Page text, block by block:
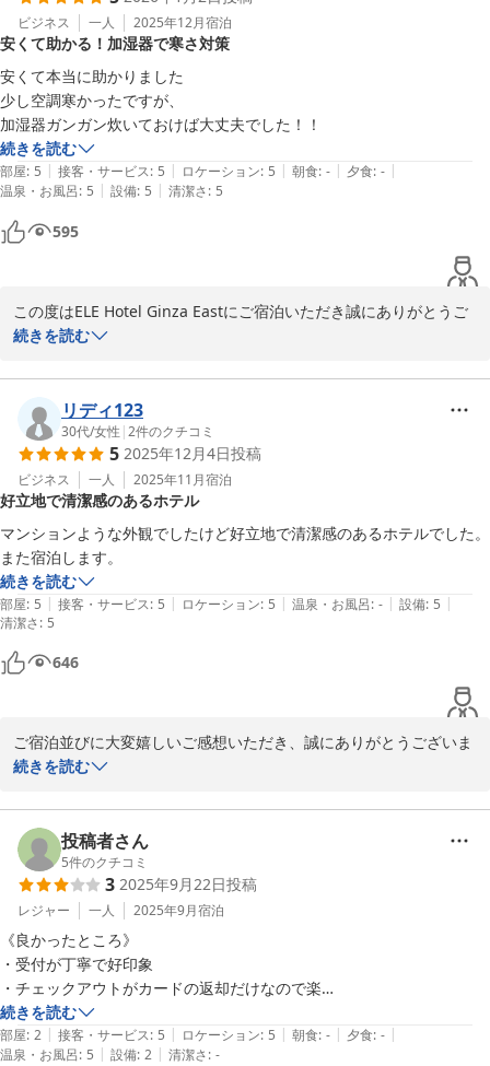
またのご利用を心よりお待ちしております！
ELE Hotel Ginza East
運営責任者
ＥＬＥ ｈｏｔｅｌ Ｇｉｎｚａ Ｅａｓｔ
2026-01-05
ビジネス 一人 2025年12月宿泊
安くて助かる！加湿器で寒さ対策
安くて本当に助かりました
少し空調寒かったですが、
加湿器ガンガン炊いておけば大丈夫でした！！
続きを読む
部屋: 5 | 接客・サービス: 5 | ロケーション: 5 | 朝食: - | 夕食: - |
温泉・お風呂: 5 | 設備: 5 | 清潔さ: 5
595
この度はELE Hotel Ginza Eastにご宿泊いただき誠にありがとうご
ざいます。
大変嬉しいご感想を承り、重ねて感謝申し上げます。
お値段にご満足いただけて良かったです。
空調が少し寒かったとのこと、申し訳ありませんでした。
加湿器をご活用していただき、ありがとうございます。
冷え込む日は毛布の追加貸出も承っておりますので、次回はぜひお
気軽にお声がけください。
またのお越しをお待ちしております。
ELE Hotel Ginza East
運営責任者
ＥＬＥ ｈｏｔｅｌ Ｇｉｎｚａ Ｅａｓｔ
続きを読む
リディ123
30代/女性 |2件のクチコミ
5 2025年12月4日投稿
ビジネス 一人 2025年11月宿泊
好立地で清潔感のあるホテル
マンションような外観でしたけど好立地で清潔感のあるホテルでした。
また宿泊します。
続きを読む
部屋: 5 | 接客・サービス: 5 | ロケーション: 5 | 温泉・お風呂: - | 設備: 5 |
清潔さ: 5
646
ご宿泊並びに大変嬉しいご感想いただき、誠にありがとうございま
す。
お客様が仰るように外観はマンション似ですが、中身では、それぞ
れのお部屋は一般的なビジネスホテル同様でございます。
料金・サービスはもちろんのことですが、清潔感を第一に努めてお
ります。
また宿泊したいとのお言葉、本当にありがとうございます。感謝申
し上げます。
次回お越しの際も、快適な空間をご用意してお待ちしております。
ELE Hotel Ginza East
運営責任者
続きを読む
投稿者さん
5件のクチコミ
3 2025年9月22日投稿
レジャー 一人 2025年9月宿泊
《良かったところ》
・受付が丁寧で好印象
・チェックアウトがカードの返却だけなので楽
・トイレとシャワーが別
・ベッドが広くてスプリングが気持ちよかった
続きを読む
部屋: 2 | 接客・サービス: 5 | ロケーション: 5 | 朝食: - | 夕食: - |
温泉・お風呂: 5 | 設備: 2 | 清潔さ: -